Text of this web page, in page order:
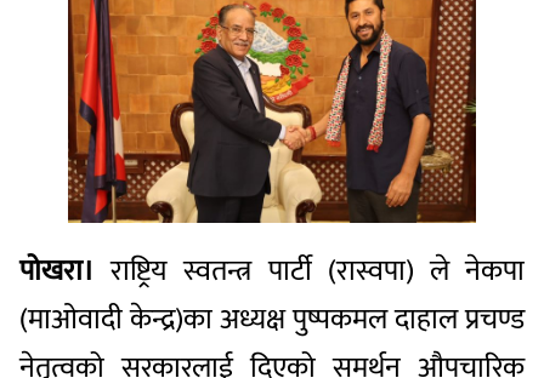
पोखरा। राष्ट्रिय स्वतन्त्र पार्टी (रास्वपा) ले नेकपा
(माओवादी केन्द्र)का अध्यक्ष पुष्पकमल दाहाल प्रचण्ड